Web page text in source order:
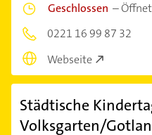
Geschlossen –
0221 16 99 87 32
Webseite
Städtische
Volksgarten/